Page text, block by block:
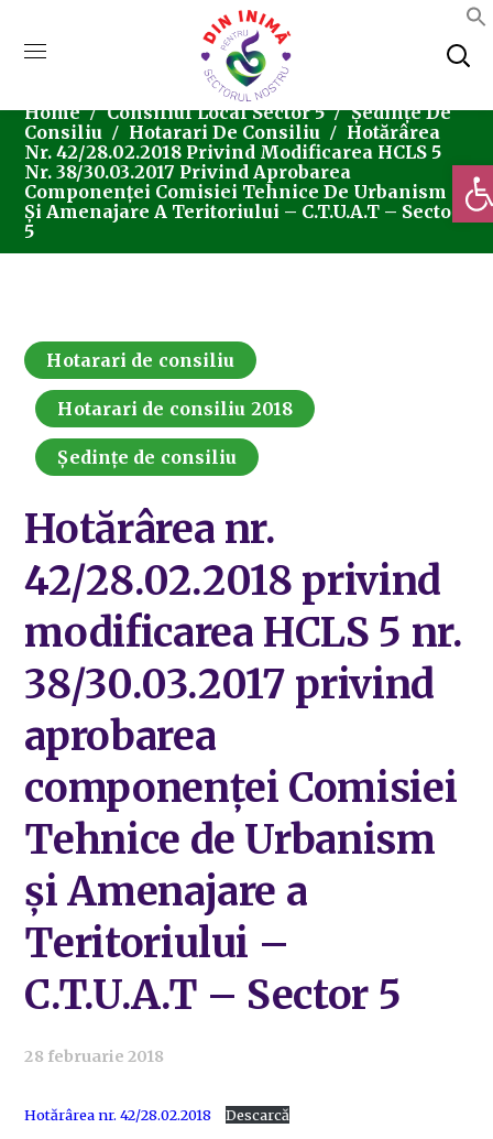
Home Consiliul Local Sector 5
Ședințe De
Consiliu
Hotarari De Consiliu
Hotărârea
Nr. 42/28.02.2018 Privind Modificarea HCLS 5
Nr. 38/30.03.2017 Privind Aprobarea
Componenței Comisiei Tehnice De Urbanism
Și Amenajare A Teritoriului – C.T.U.A.T – Sector
5
Hotarari de consiliu
Hotarari de consiliu 2018
Ședințe de consiliu
Hotărârea nr.
42/28.02.2018 privind
modificarea HCLS 5 nr.
38/30.03.2017 privind
aprobarea
componenței Comisiei
Tehnice de Urbanism
și Amenajare a
Teritoriului –
C.T.U.A.T – Sector 5
28 februarie 2018
Hotărârea nr. 42/28.02.2018 Descarcă